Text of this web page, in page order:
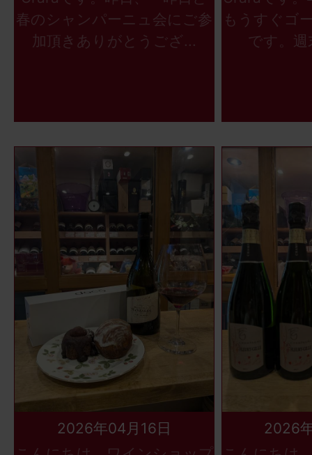
春のシャンパーニュ会にご参
加頂きありがとうござ...
もうすぐゴ
です。
2026年04月16日
2026